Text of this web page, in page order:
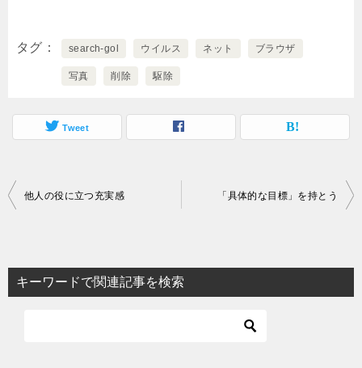
タグ search-gol ウイルス ネット ブラウザ
写真 削除 駆除
Tweet
投
ビ
ゲ
他人の役に立つ充実感 「具体的な目標」を持とう
キーワードで関連記事を検索